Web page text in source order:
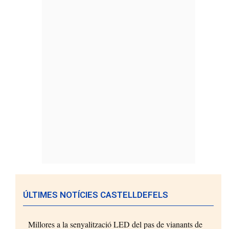
ÚLTIMES NOTÍCIES CASTELLDEFELS
Millores a la senyalització LED del pas de vianants de